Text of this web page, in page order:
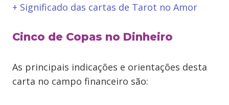
+ Significado das cartas de Tarot no Amor
Cinco de Copas no Dinheiro
As principais indicações e orientações desta
carta no campo financeiro são: